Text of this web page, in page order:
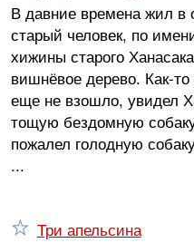
В давние времена жил в
старый человек, по
хижины старого
вишнёвое дерево. Как-
еще не взошло, увидел
тощую бездомную
пожалел голодную
...
Три апельсина